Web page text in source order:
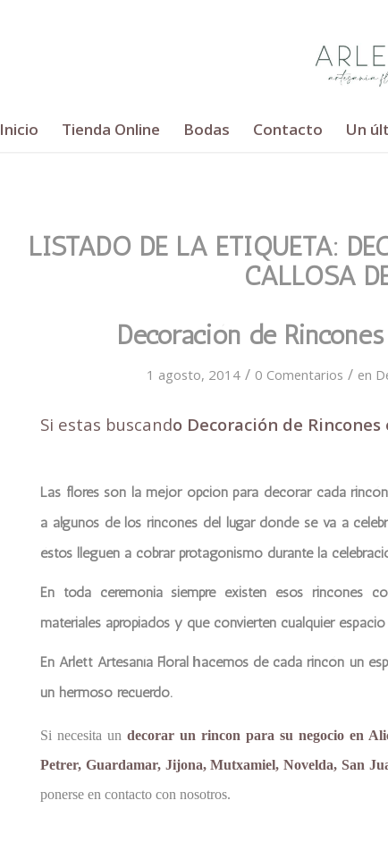
Inicio Tienda Online Bodas Contacto Un
LISTADO DE LA ETIQUETA:
CALLOSA
Decoración de
1 agosto, 2014 / 0 Comentarios / en
Si estas buscando Decoración de
Las flores son la mejor opción para decorar cada
a algunos de los rincones del lugar donde se va a
éstos lleguen a cobrar protagonismo durante la
En toda ceremonia siempre existen esos rincones
materiales apropiados y que convierten cualquier
En Arlett Artesanía Floral hacemos de cada rincón un
un hermoso recuerdo.
Si necesita un decorar un rincon para su negocio en
Petrer, Guardamar, Jijona, Mutxamiel, Novelda, San
ponerse en contacto con nosotros.